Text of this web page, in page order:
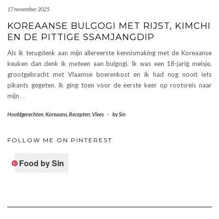
17 november 2025
KOREAANSE BULGOGI MET RIJST, KIMCHI
EN DE PITTIGE SSAMJANGDIP
Als ik terugdenk aan mijn allereerste kennismaking met de Koreaanse
keuken dan denk ik meteen aan bulgogi. Ik was een 18-jarig meisje,
grootgebracht met Vlaamse boerenkost en ik had nog nooit iets
pikants gegeten. Ik ging toen voor de eerste keer op rootsreis naar
mijn …
Hoofdgerechten Koreaans Recepten Vlees - bySin
FOLLOW ME ON PINTEREST
Food by Sin